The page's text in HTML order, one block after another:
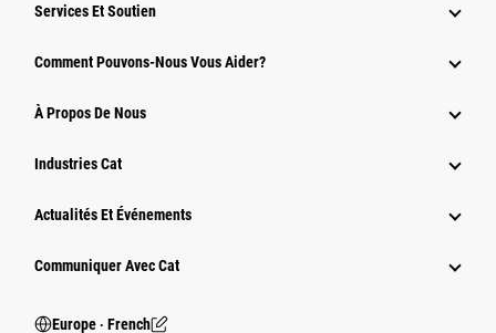
Services Et Soutien
Comment Pouvons-Nous Vous Aider?
À Propos De Nous
Industries Cat
Actualités Et Événements
Communiquer Avec Cat
Europe ‧ French